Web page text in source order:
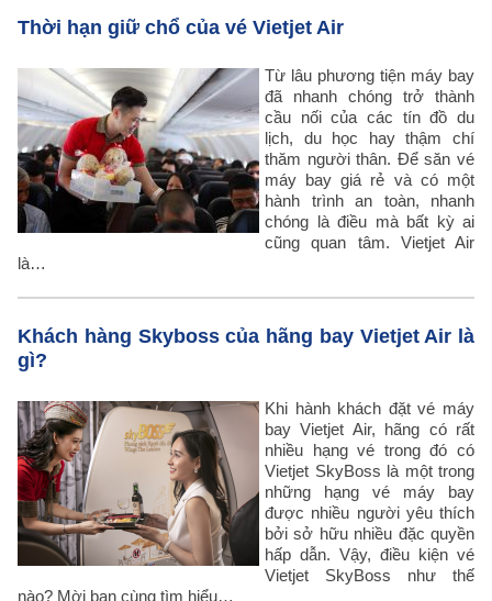
Thời hạn giữ chổ của vé Vietjet Air
Từ lâu phương tiện máy bay
đã nhanh chóng trở thành
cầu nối của các tín đồ du
lịch, du học hay thậm chí
thăm người thân. Để săn vé
máy bay giá rẻ và có một
hành trình an toàn, nhanh
chóng là điều mà bất kỳ ai
cũng quan tâm. Vietjet Air
là…
Khách hàng Skyboss của hãng bay Vietjet Air là
gì?
Khi hành khách đặt vé máy
bay Vietjet Air, hãng có rất
nhiều hạng vé trong đó có
Vietjet SkyBoss là một trong
những hạng vé máy bay
được nhiều người yêu thích
bởi sở hữu nhiều đặc quyền
hấp dẫn. Vậy, điều kiện vé
Vietjet SkyBoss như thế
nào? Mời bạn cùng tìm hiểu…